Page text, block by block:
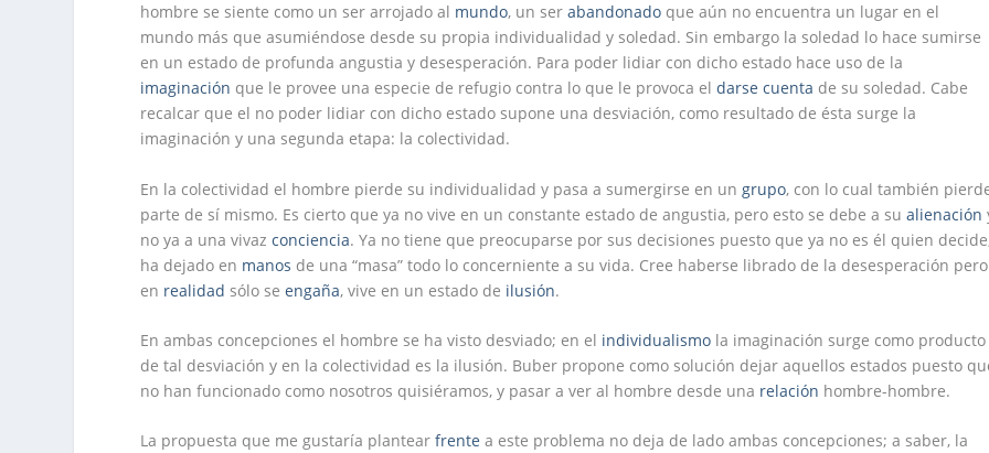
hombre se siente como un ser arrojado al mundo, un serabandonado que aún no encuentra un lugar en el
mundo más que asumiéndose desde su propia individualidad y soledad. Sin embargo la soledad lo hace sumirse
en un estado de profunda angustia y desesperación. Para poder lidiar con dicho estado hace uso de la
imaginación que le provee una especie de refugio contra lo que le provoca eldarse cuenta de su soledad. Cabe
recalcar que el no poder lidiar con dicho estado supone una desviación, como resultado de ésta surge la
imaginación y una segunda etapa: la colectividad.
En la colectividad el hombre pierde su individualidad y pasa a sumergirse en un grupo, con lo cual también
parte de sí mismo. Es cierto que ya no vive en un constante estado de angustia, pero esto se debe a sualienación
no ya a una vivazconciencia. Ya no tiene que preocuparse por sus decisiones puesto que ya no es él quien
ha dejado en manos de una “masa” todo lo concerniente a su vida. Cree haberse librado de la desesperación pero
en realidad sólo seengaña, vive en un estado de ilusión.
En ambas concepciones el hombre se ha visto desviado; en el individualismo la imaginación surge como producto
de tal desviación y en la colectividad es la ilusión. Buber propone como solución dejar aquellos estados puesto
no han funcionado como nosotros quisiéramos, y pasar a ver al hombre desde una relación hombre-hombre.
La propuesta que me gustaría plantearfrente a este problema no deja de lado ambas concepciones; a saber, la